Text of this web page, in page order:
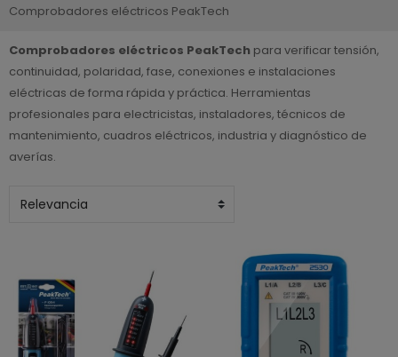
Comprobadores eléctricos PeakTech
Comprobadores eléctricos PeakTech para verificar tensión,
continuidad, polaridad, fase, conexiones e instalaciones
eléctricas de forma rápida y práctica. Herramientas
profesionales para electricistas, instaladores, técnicos de
mantenimiento, cuadros eléctricos, industria y diagnóstico de
averías.